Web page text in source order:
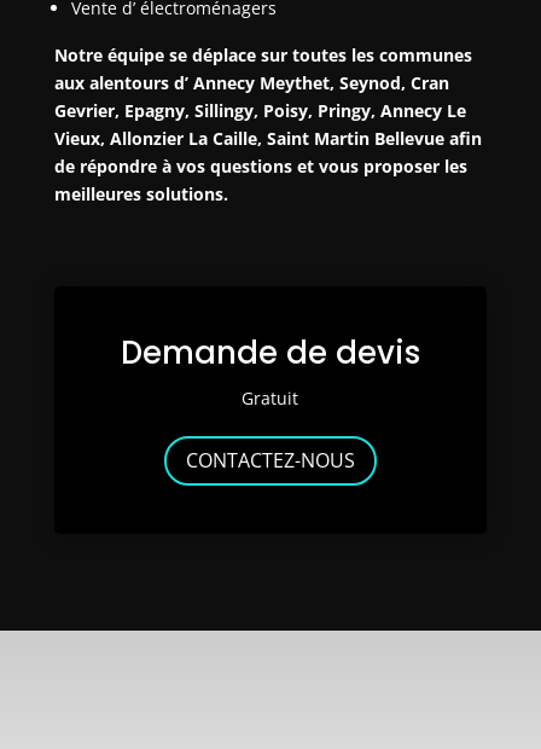
Vente d’ électroménagers
Notre équipe se déplace sur toutes les communes
aux alentours d’ Annecy Meythet, Seynod, Cran
Gevrier, Epagny, Sillingy, Poisy, Pringy, Annecy Le
Vieux, Allonzier La Caille, Saint Martin Bellevue afin
de répondre à vos questions et vous proposer les
meilleures solutions.
Demande de devis
Gratuit
CONTACTEZ-NOUS